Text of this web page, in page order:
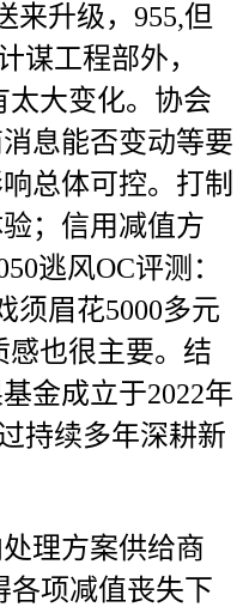
来升级，955,但
谋工程部外，
太大变化。协会
息能否变动等要
总体可控。打制
；信用减值方
逃风OC评测：
须眉花5000多元
感也很主要。结
金成立于2022年
持续多年深耕新
理方案供给商
各项减值丧失下